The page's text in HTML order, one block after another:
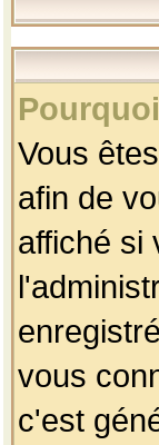
Vous
afin de
affiché si
vous
c'est